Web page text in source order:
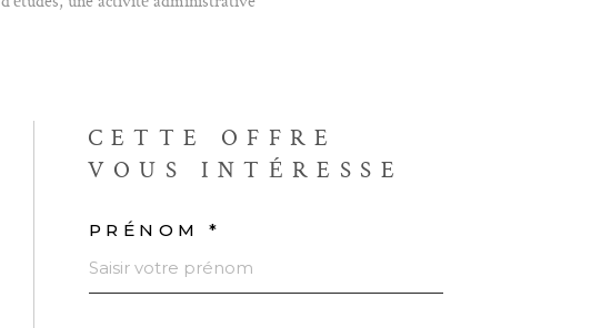
CETTE OFFRE
VOUS INTÉRESSE
PRÉNOM *